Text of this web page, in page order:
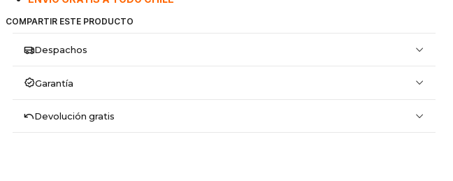
COMPARTIR ESTE PRODUCTO
Despachos
Garantía
Devolución gratis